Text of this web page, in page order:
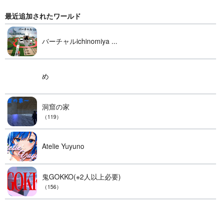
最近追加されたワールド
バーチャルichinomiya ...
め
洞窟の家
（119）
Atelie Yuyuno
鬼GOKKO(※2人以上必要)
（156）